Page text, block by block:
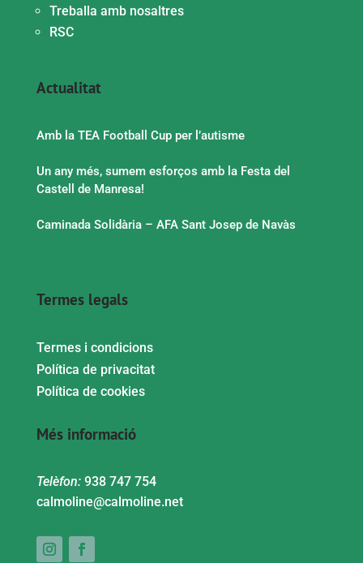
Treballa amb nosaltres
RSC
Actualitat
Amb la TEA Football Cup per l’autisme
Un any més, sumem esforços amb la Festa del
Castell de Manresa!
Caminada Solidària – AFA Sant Josep de Navàs
Termes legals
Termes i condicions
Política de privacitat
Política de cookies
Més informació
Telèfon:938 747 754
calmoline@calmoline.net